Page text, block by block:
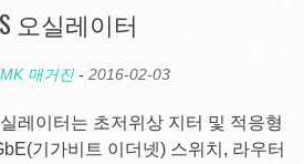
오실레이터
매거진- 2016-02-03
레이터는 초저위상 지터 및 적응형
기가비트 이더넷) 스위치, 라우터